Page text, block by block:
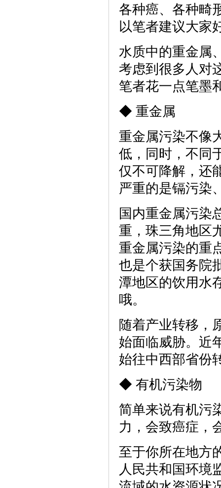
各种癌、各种畸
以笔者建议大家
水质中的重金属
考虑到很多人对
笔者花一点笔墨
◆ 重金属
重金属污染不像
低，同时，不同
仅不可降解，还
严重的是镉污染
国内重金属污染
重，珠三角地区
重金属污染的重
也是个获国务院
潭地区的饮用水
哦。
随着产业转移，
始面临威胁。近
始往中西部省份
◆ 有机污染物
简单来说有机污
力，会致癌症，
至于你所在地方
人民共和国环境